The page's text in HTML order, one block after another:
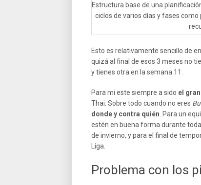
Estructura base de una
ciclos de varios días y fases
Esto es relativamente sencillo de
quizá al final de esos 3 meses no
y tienes otra en la semana 11.
Para mi este siempre a sido el
Thai. Sobre todo cuando no eres
donde y contra quién . Para un
estén en buena forma durante
de invierno, y para el final de
Liga.
Problema con los